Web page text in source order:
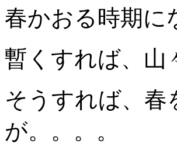
春かおる時期に
暫くすれば、山
そうすれば、春
が。。。。